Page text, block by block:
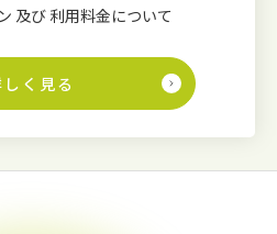
及び 利用料金について
く見る